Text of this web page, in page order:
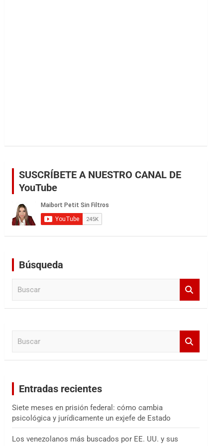
SUSCRÍBETE A NUESTRO CANAL DE
YouTube
Búsqueda
Entradas recientes
Siete meses en prisión federal: cómo cambia
psicológica y jurídicamente un exjefe de Estado
Los venezolanos más buscados por EE. UU. y sus